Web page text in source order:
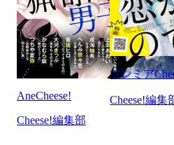
AneCheese!
Cheese!編集部
プレミア
Cheese!編集